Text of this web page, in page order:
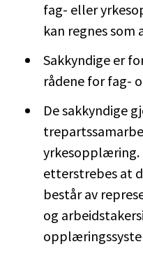
fag- eller
kan regnes
Sakkyndige er
rådene for fag-
De sakkyndige
yrkesopplæring.
etterstrebes at
består av
og